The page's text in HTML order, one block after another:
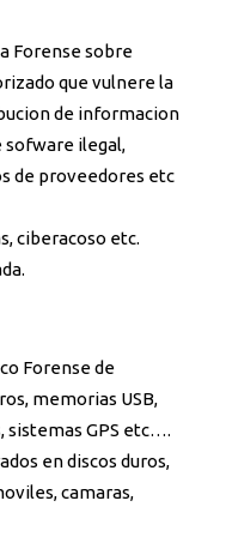
Forense sobre
que vulnere la
de informacion
sofware ilegal,
de proveedores etc
ciberacoso etc.
Forense de
memorias USB,
sistemas GPS etc….
en discos duros,
camaras,